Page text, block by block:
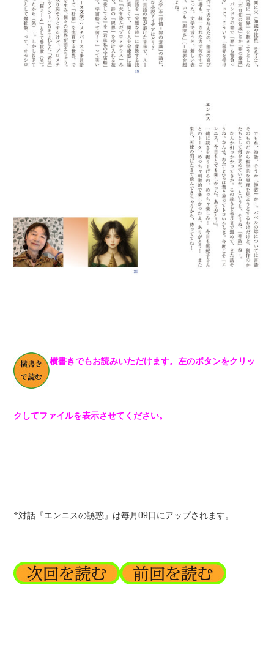
横書きでもお読みいただけます。左のボタンをクリッ
クしてファイルを表示させてください。
*対話『エンニスの誘惑』は毎月09日にアップされます。